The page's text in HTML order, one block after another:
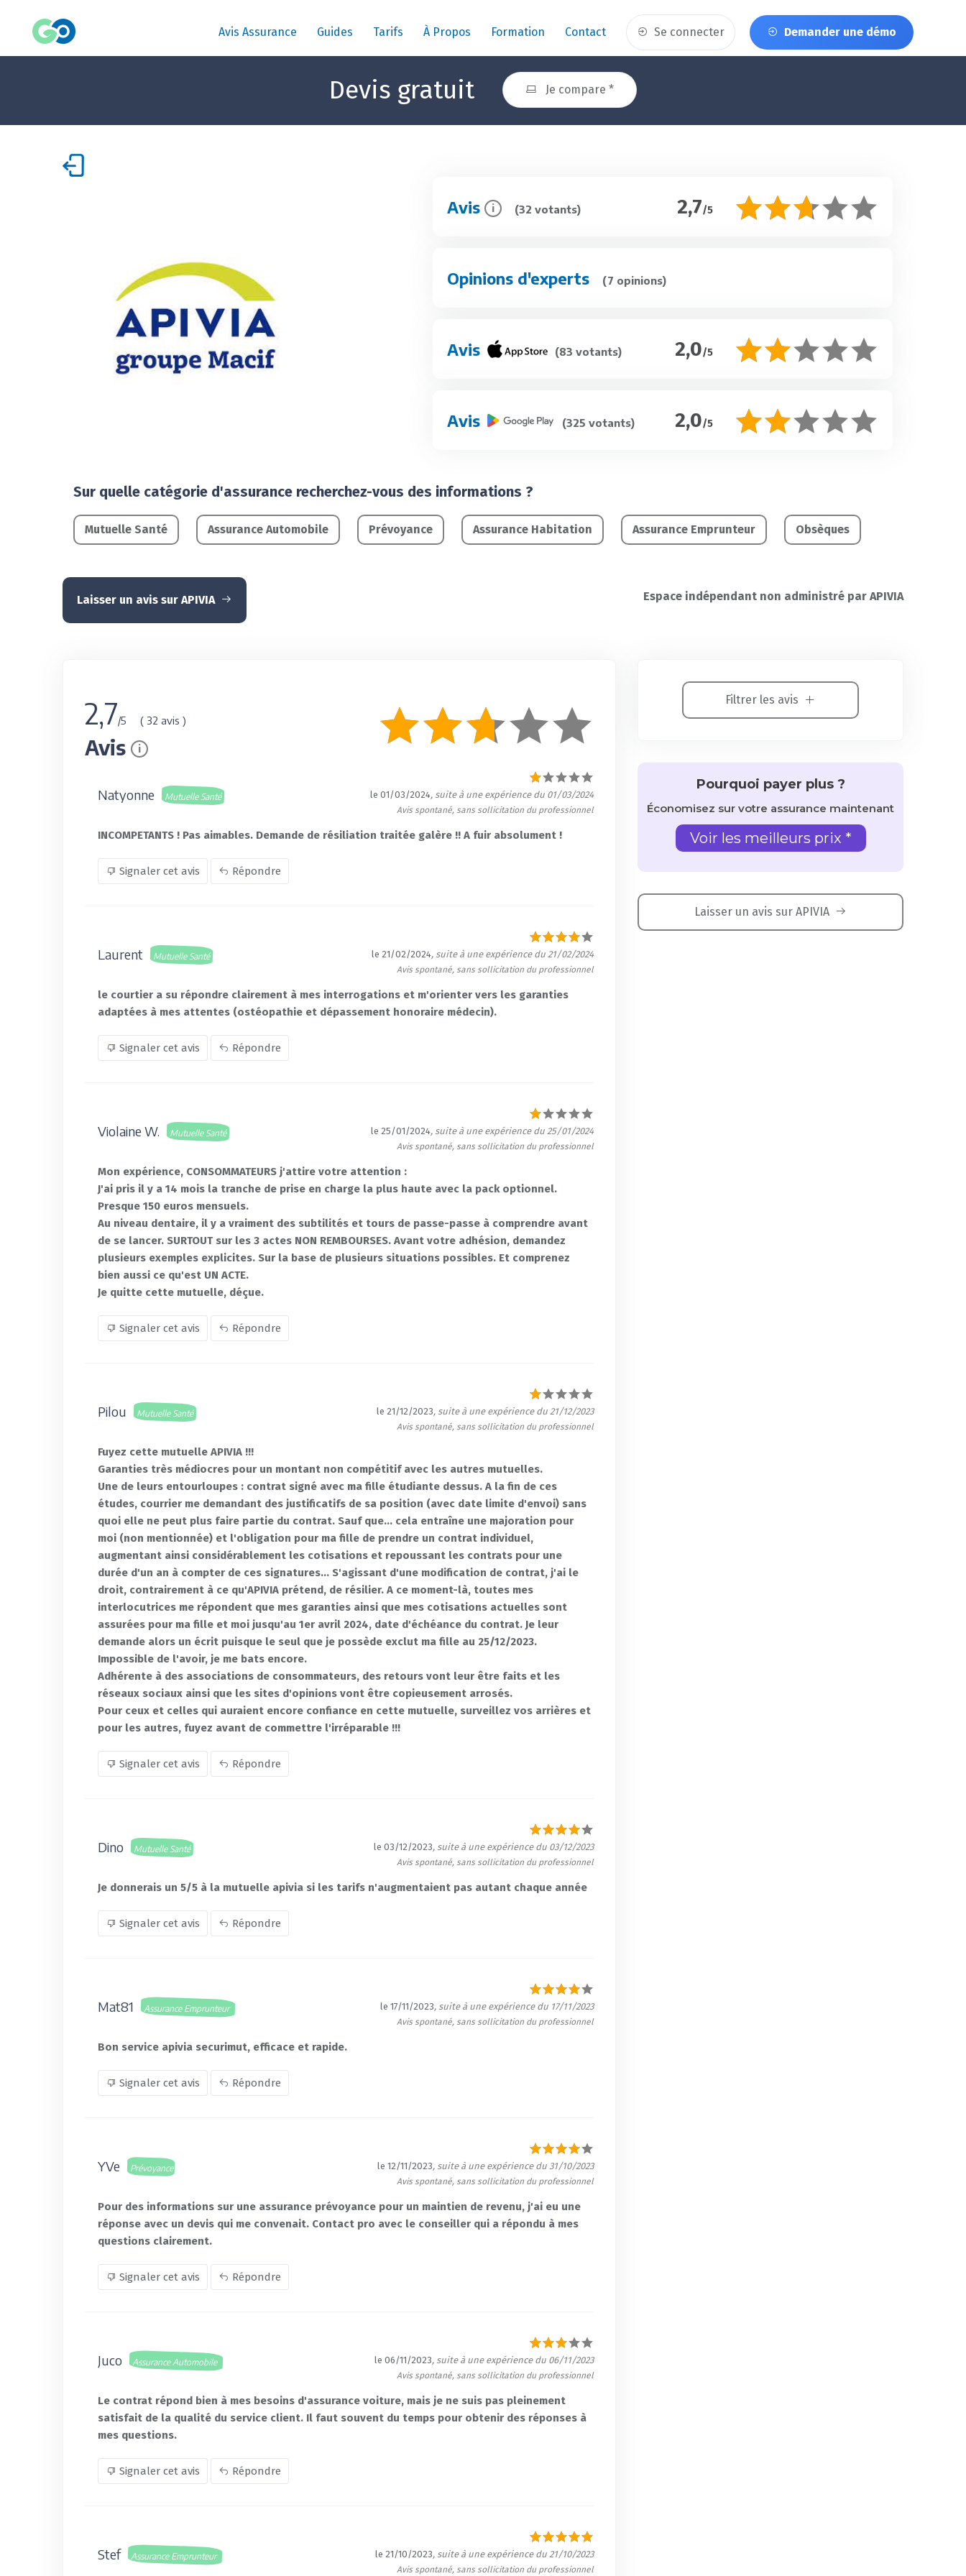
Avis Assurance Guides Tarifs À Propos Formation Contact Se connecter Demander une démo
Devis gratuit Je compare *
Avis i (32 votants) 2,7/5
Opinions d'experts (7 opinions)
Avis (83 votants) 2,0/5
Avis (325 votants) 2,0/5
Sur quelle catégorie d'assurance recherchez-vous des informations ?
Mutuelle Santé Assurance Automobile Prévoyance Assurance Habitation Assurance Emprunteur Obsèques
Laisser un avis sur APIVIA Espace indépendant non administré par APIVIA
2,7/5 ( 32 avis )
Avis i
Natyonne Mutuelle Santé le 01/03/2024, suite à une expérience du 01/03/2024
Avis spontané, sans sollicitation du professionnel
INCOMPETANTS ! Pas aimables. Demande de résiliation traitée galère !! A fuir absolument !
Signaler cet avis Répondre
Laurent Mutuelle Santé le 21/02/2024, suite à une expérience du 21/02/2024
Avis spontané, sans sollicitation du professionnel
le courtier a su répondre clairement à mes interrogations et m'orienter vers les garanties
adaptées à mes attentes (ostéopathie et dépassement honoraire médecin).
Signaler cet avis Répondre
Violaine W. Mutuelle Santé le 25/01/2024, suite à une expérience du 25/01/2024
Avis spontané, sans sollicitation du professionnel
Mon expérience, CONSOMMATEURS j'attire votre attention :
J'ai pris il y a 14 mois la tranche de prise en charge la plus haute avec la pack optionnel.
Presque 150 euros mensuels.
Au niveau dentaire, il y a vraiment des subtilités et tours de passe-passe à comprendre avant
de se lancer. SURTOUT sur les 3 actes NON REMBOURSES. Avant votre adhésion, demandez
plusieurs exemples explicites. Sur la base de plusieurs situations possibles. Et comprenez
bien aussi ce qu'est UN ACTE.
Je quitte cette mutuelle, déçue.
Signaler cet avis Répondre
Pilou Mutuelle Santé le 21/12/2023, suite à une expérience du 21/12/2023
Avis spontané, sans sollicitation du professionnel
Fuyez cette mutuelle APIVIA !!!
Garanties très médiocres pour un montant non compétitif avec les autres mutuelles.
Une de leurs entourloupes : contrat signé avec ma fille étudiante dessus. A la fin de ces
études, courrier me demandant des justificatifs de sa position (avec date limite d'envoi) sans
quoi elle ne peut plus faire partie du contrat. Sauf que... cela entraîne une majoration pour
moi (non mentionnée) et l'obligation pour ma fille de prendre un contrat individuel,
augmentant ainsi considérablement les cotisations et repoussant les contrats pour une
durée d'un an à compter de ces signatures... S'agissant d'une modification de contrat, j'ai le
droit, contrairement à ce qu'APIVIA prétend, de résilier. A ce moment-là, toutes mes
interlocutrices me répondent que mes garanties ainsi que mes cotisations actuelles sont
assurées pour ma fille et moi jusqu'au 1er avril 2024, date d'échéance du contrat. Je leur
demande alors un écrit puisque le seul que je possède exclut ma fille au 25/12/2023.
Impossible de l'avoir, je me bats encore.
Adhérente à des associations de consommateurs, des retours vont leur être faits et les
réseaux sociaux ainsi que les sites d'opinions vont être copieusement arrosés.
Pour ceux et celles qui auraient encore confiance en cette mutuelle, surveillez vos arrières et
pour les autres, fuyez avant de commettre l'irréparable !!!
Signaler cet avis Répondre
Dino Mutuelle Santé le 03/12/2023, suite à une expérience du 03/12/2023
Avis spontané, sans sollicitation du professionnel
Je donnerais un 5/5 à la mutuelle apivia si les tarifs n'augmentaient pas autant chaque année
Signaler cet avis Répondre
Mat81 Assurance Emprunteur le 17/11/2023, suite à une expérience du 17/11/2023
Avis spontané, sans sollicitation du professionnel
Bon service apivia securimut, efficace et rapide.
Signaler cet avis Répondre
YVe Prévoyance le 12/11/2023, suite à une expérience du 31/10/2023
Avis spontané, sans sollicitation du professionnel
Pour des informations sur une assurance prévoyance pour un maintien de revenu, j'ai eu une
réponse avec un devis qui me convenait. Contact pro avec le conseiller qui a répondu à mes
questions clairement.
Signaler cet avis Répondre
Juco Assurance Automobile le 06/11/2023, suite à une expérience du 06/11/2023
Avis spontané, sans sollicitation du professionnel
Le contrat répond bien à mes besoins d'assurance voiture, mais je ne suis pas pleinement
satisfait de la qualité du service client. Il faut souvent du temps pour obtenir des réponses à
mes questions.
Signaler cet avis Répondre
Stef Assurance Emprunteur le 21/10/2023, suite à une expérience du 21/10/2023
Avis spontané, sans sollicitation du professionnel
Filtrer les avis
Pourquoi payer plus ?
Économisez sur votre assurance maintenant
Voir les meilleurs prix *
Laisser un avis sur APIVIA